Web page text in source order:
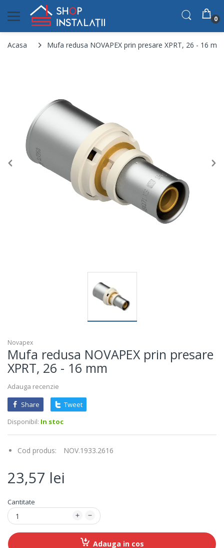
0
Acasa Mufa redusa NOVAPEX prin presare XPRT, 26 - 16 mm
Novapex
Mufa redusa NOVAPEX prin presare
XPRT, 26 - 16 mm
Adauga recenzie
Share
Tweet
Disponibil: In stoc
Cod produs: NOV.1933.2616
23,57 lei
Cantitate
Adauga in cos